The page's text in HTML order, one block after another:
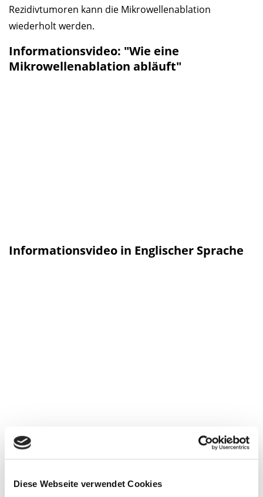
Diese Webseite verwendet Cookies
Rezidivtumoren kann die Mikrowellenablation
wiederholt werden.
Informationsvideo: "Wie eine
Mikrowellenablation abläuft"
Informationsvideo in Englischer Sprache
Erfahrungsbericht von einem Patient
nach einer TACE und
Mikrowellenablation-Therapie.